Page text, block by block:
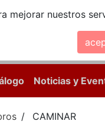
mejorar nuestros
Noticias y
CAMINAR